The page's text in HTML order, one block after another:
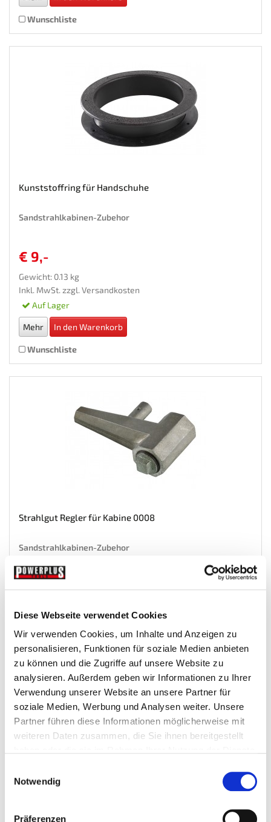
Diese Webseite verwendet Cookies
Wir verwenden Cookies, um Inhalte und Anzeigen zu
personalisieren, Funktionen für soziale Medien anbieten
zu können und die Zugriffe auf unsere Website zu
analysieren. Außerdem geben wir Informationen zu Ihrer
Verwendung unserer Website an unsere Partner für
soziale Medien, Werbung und Analysen weiter. Unsere
Partner führen diese Informationen möglicherweise mit
weiteren Daten zusammen, die Sie ihnen bereitgestellt
Notwendig
Präferenzen
Wunschliste
Kunststoffring für Handschuhe
Sandstrahlkabinen-Zubehor
€ 9,-
Gewicht: 0.13 kg
Inkl. MwSt. zzgl. Versandkosten
Auf Lager
Mehr In den Warenkorb
Wunschliste
Strahlgut Regler für Kabine 0008
Sandstrahlkabinen-Zubehor
€ 18,-
Inkl. MwSt. zzgl. Versandkosten
Auf Lager
Wunschliste